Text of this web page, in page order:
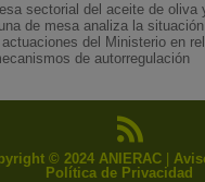
sectorial del aceite de oliva
de mesa analiza la
del Ministerio en
de autorregulación
© 2024 ANIERAC
Política de Privacidad